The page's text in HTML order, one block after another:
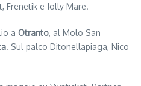
Frenetik e Jolly Mare.
a Otranto, al Molo San
. Sul palco Ditonellapiaga, Nico